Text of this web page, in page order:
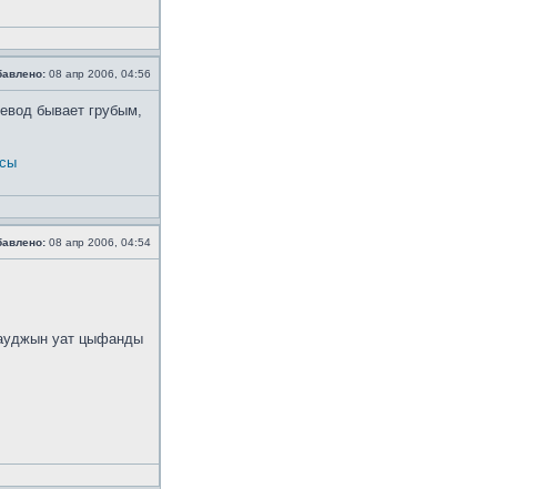
08 апр 2006, 04:56
бывает грубым,
08 апр 2006, 04:54
уат цыфанды